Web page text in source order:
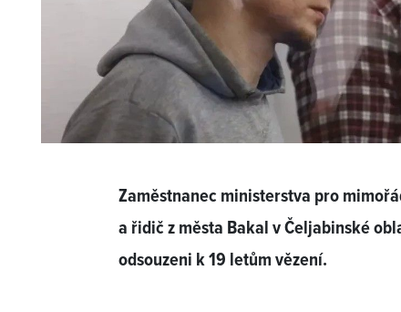
Zaměstnanec ministerstva pro
a řidič z města Bakal v Čeljabinské
odsouzeni k 19 letům vězení.